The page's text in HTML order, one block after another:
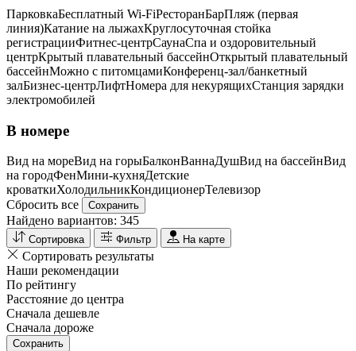
ПарковкаБесплатный Wi-FiРесторанБарПляж (первая
линия)Катание на лыжахКруглосуточная стойка
регистрацииФитнес-центрСаунаСпа и оздоровительный
центрКрытый плавательный бассейнОткрытый плавательный
бассейнМожно с питомцамиКонференц-зал/банкетный
залБизнес-центрЛифтНомера для некурящихCтанция зарядки
электромобилей
В номере
Вид на мореВид на горыБалконВаннаДушВид на бассейнВид
на городФенМини-кухняДетские
кроваткиХолодильникКондиционерТелевизор
Сбросить все
Сохранить
Найдено вариантов: 345
Сортировка Фильтр На карте
Сортировать результаты
Наши рекомендации
По рейтингу
Расстояние до центра
Сначала дешевле
Сначала дороже
Сохранить